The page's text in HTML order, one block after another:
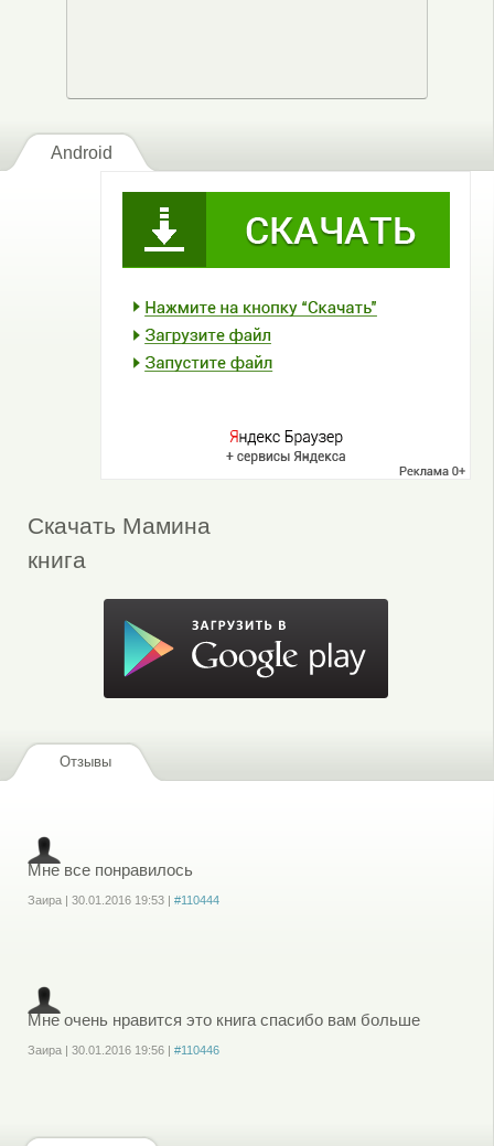
Android
Скачать Мамина
книга
Отзывы
Мне все понравилось
Заира| 30.01.2016 19:53| #110444
Мне очень нравится это книга спасибо вам больше
Заира| 30.01.2016 19:56| #110446